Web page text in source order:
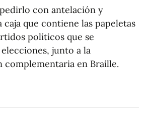
con antelación y
caja que contiene las papeletas
políticos que se
junto a la
complementaria en Braille.